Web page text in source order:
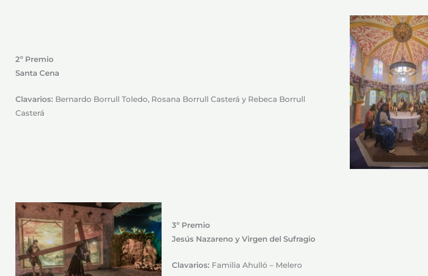
2º Premio
Santa Cena
Clavarios: Bernardo Borrull Toledo, Rosana Borrull Casterá y Rebeca Borrull
Casterá
3º Premio
Jesús Nazareno y Virgen del Sufragio
Clavarios: Familia Ahulló – Melero